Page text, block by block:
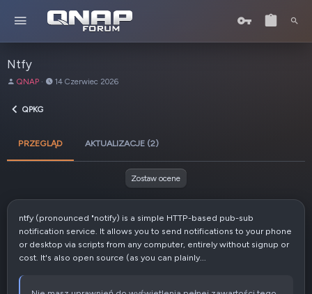
Ntfy
A
t
QNAP
D
t
n
i
a
14 Czerwiec 2026
QPKG
PRZEGLĄD AKTUALIZACJE (2)
Zostaw ocene
ntfy (pronounced "notify) is a simple HTTP-based pub-sub
notification service. It allows you to send notifications to your phone
or desktop via scripts from any computer, entirely without signup or
cost. It's also open source (as you can plainly...